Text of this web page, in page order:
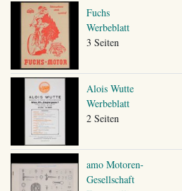
Fuchs
Werbeblatt
3 Seiten
Alois Wutte
Werbeblatt
2 Seiten
amo Motoren-
Gesellschaft